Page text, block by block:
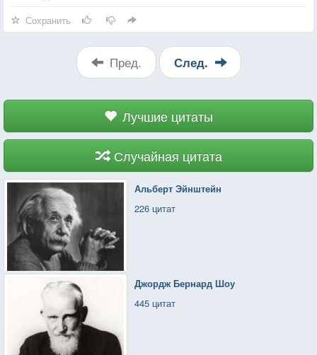
Сохранить
Пред. След.
Лучшие цитаты
Случайная цитата
Альберт Эйнштейн
226 цитат
Джордж Бернард Шоу
445 цитат